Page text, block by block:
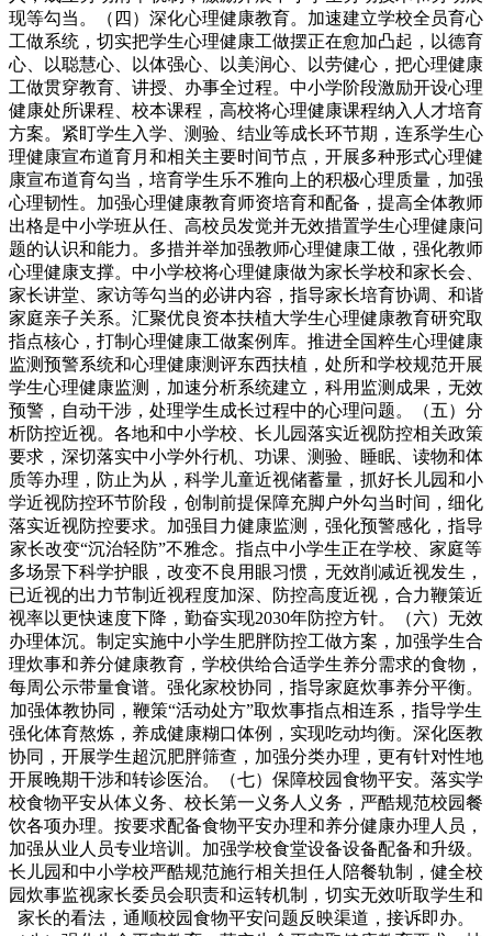
现等勾当。（四）深化心理健康教育。加速建立学校全员育心
工做系统，切实把学生心理健康工做摆正在愈加凸起，以德育
心、以聪慧心、以体强心、以美润心、以劳健心，把心理健康
工做贯穿教育、讲授、办事全过程。中小学阶段激励开设心理
健康处所课程、校本课程，高校将心理健康课程纳入人才培育
方案。紧盯学生入学、测验、结业等成长环节期，连系学生心
理健康宣布道育月和相关主要时间节点，开展多种形式心理健
康宣布道育勾当，培育学生乐不雅向上的积极心理质量，加强
心理韧性。加强心理健康教育师资培育和配备，提高全体教师
出格是中小学班从任、高校员发觉并无效措置学生心理健康问
题的认识和能力。多措并举加强教师心理健康工做，强化教师
心理健康支撑。中小学校将心理健康做为家长学校和家长会、
家长讲堂、家访等勾当的必讲内容，指导家长培育协调、和谐
家庭亲子关系。汇聚优良资本扶植大学生心理健康教育研究取
指点核心，打制心理健康工做案例库。推进全国粹生心理健康
监测预警系统和心理健康测评东西扶植，处所和学校规范开展
学生心理健康监测，加速分析系统建立，科用监测成果，无效
预警，自动干涉，处理学生成长过程中的心理问题。（五）分
析防控近视。各地和中小学校、长儿园落实近视防控相关政策
要求，深切落实中小学外行机、功课、测验、睡眠、读物和体
质等办理，防止为从，科学儿童近视储蓄量，抓好长儿园和小
学近视防控环节阶段，创制前提保障充脚户外勾当时间，细化
落实近视防控要求。加强目力健康监测，强化预警感化，指导
家长改变“沉治轻防”不雅念。指点中小学生正在学校、家庭等
多场景下科学护眼，改变不良用眼习惯，无效削减近视发生，
已近视的出力节制近视程度加深、防控高度近视，合力鞭策近
视率以更快速度下降，勤奋实现2030年防控方针。（六）无效
办理体沉。制定实施中小学生肥胖防控工做方案，加强学生合
理炊事和养分健康教育，学校供给合适学生养分需求的食物，
每周公示带量食谱。强化家校协同，指导家庭炊事养分平衡。
加强体教协同，鞭策“活动处方”取炊事指点相连系，指导学生
强化体育熬炼，养成健康糊口体例，实现吃动均衡。深化医教
协同，开展学生超沉肥胖筛查，加强分类办理，更有针对性地
开展晚期干涉和转诊医治。（七）保障校园食物平安。落实学
校食物平安从体义务、校长第一义务人义务，严酷规范校园餐
饮各项办理。按要求配备食物平安办理和养分健康办理人员，
加强从业人员专业培训。加强学校食堂设备设备配备和升级。
长儿园和中小学校严酷规范施行相关担任人陪餐轨制，健全校
园炊事监视家长委员会职责和运转机制，切实无效听取学生和
家长的看法，通顺校园食物平安问题反映渠道，接诉即办。